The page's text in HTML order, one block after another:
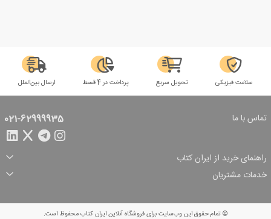
سلامت فیزیکی تحویل سریع پرداخت در 4 قسط ارسال بین‌الملل
تماس با ما 021-62999935
راهنمای خرید از ایران کتاب
ثبت سفارش
شرایط ارسال سفارش
شیوه پرداخت
تخفیف‌های خرید
خدمات مشتریان
© تمام حقوق این وب‌سایت برای فروشگاه آنلاین ایران کتاب محفوظ است.